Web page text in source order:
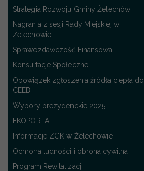
Strategia Rozwoju Gminy Żelechów
Nagrania z sesji Rady Miejskiej w
Żelechowie
Sprawozdawczość Finansowa
Konsultacje Społeczne
Obowiązek zgłoszenia źródła ciepła do
CEEB
Wybory prezydenckie 2025
EKOPORTAL
Informacje ZGK w Żelechowie
Ochrona ludności i obrona cywilna
Program Rewitalizacji